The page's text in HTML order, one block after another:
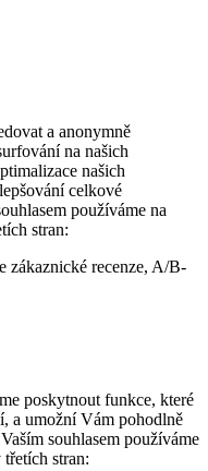
a anonymně
na našich
našich
celkové
používáme na
stran:
zákaznické recenze, A/B-
poskytnout funkce, které
a umožní Vám pohodlně
souhlasem používáme
stran: